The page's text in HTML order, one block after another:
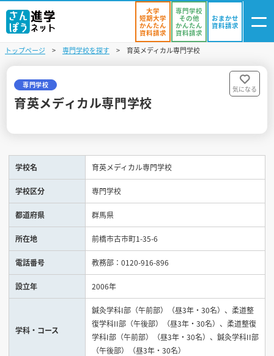
資料リスト
進学イベント
入試・受験入門
お役立ち情報
見学会WEB手引書
校内オンラインガイダンス
アンケートフォーム（学校用）
大学
短期大学
かんたん
資料請求
専門学校
その他
かんたん
資料請求
おまかせ
資料請求
トップページ 専門学校を探す 育英メディカル専門学校
専門学校
育英メディカル専門学校
気になる
学校名 育英メディカル専門学校
学校区分 専門学校
都道府県 群馬県
所在地 前橋市古市町1-35-6
電話番号 教務部：0120-916-896
設立年 2006年
学科・コース
鍼灸学科I部（午前部）（昼3年・30名）、柔道整
復学科II部（午後部）（昼3年・30名）、柔道整復
学科I部（午前部）（昼3年・30名）、鍼灸学科II部
（午後部）（昼3年・30名）